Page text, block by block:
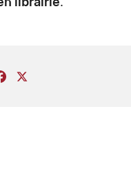
librairie.
Facebook